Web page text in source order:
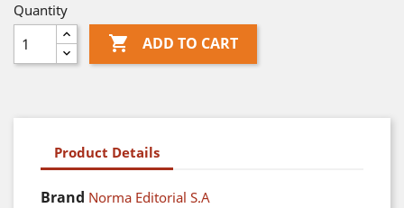
Quantity
 ADD TO CART
Product Details
Brand Norma Editorial S.A